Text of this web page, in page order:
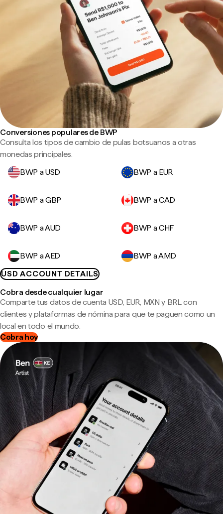
Conversiones populares de BWP
Consulta los tipos de cambio de pulas botsuanos a otras
monedas principales.
BWP a USD
BWP a EUR
BWP a GBP BWP a CAD
BWP a AUD BWP a CHF
BWP a AED
BWP a AMD
USD ACCOUNT DETAILS
Cobra desde cualquier lugar
Comparte tus datos de cuenta USD, EUR, MXN y BRL con
clientes y plataformas de nómina para que te paguen como un
local en todo el mundo.
Cobra hoy